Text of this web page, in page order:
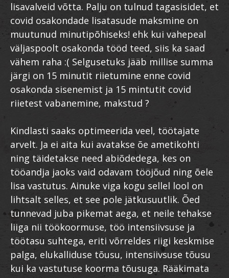
lisavalveid võtta. Palju on tulnud tagasisidet, et
covid osakondade lisatasude maksmine on
muutunud minutipõhiseks! ehk kui vahepeal
väljaspoolt osakonda tööd teed, siis ka saad
vähem raha :( Selgusetuks jääb millise summa
järgi on 15 minutit riietumine enne covid
osakonda sisenemist ja 15 mintutit covid
riietest vabanemine, makstud ?
Kindlasti saaks optimeerida veel, töötajate
arvelt. Ja ei aita kui avatakse õe ametikohti
ning täidetakse need abiõdedega, kes on
tööandja jaoks vaid odavam tööjõud ning õele
lisa vastutus. Ainuke viga kogu sellel lool on
lihtsalt selles, et see pole jätkusuutlik. Õed
tunnevad juba pikemat aega, et neile tehakse
liiga nii töökoormuse, töö intensiivsuse ja
töötasu suhtega, eriti võrreldes riigi keskmise
palga, elukalliduse tõusu, intensiivsuse tõusu
kui ka vastutuse koorma tõusuga. Rääkimata